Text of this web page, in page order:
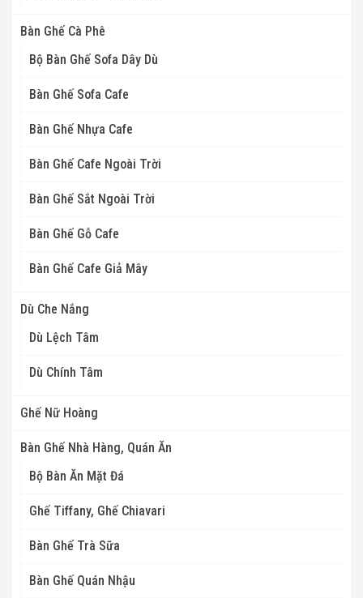
Bàn Ghế Cà Phê
Bộ Bàn Ghế Sofa Dây Dù
Bàn Ghế Sofa Cafe
Bàn Ghế Nhựa Cafe
Bàn Ghế Cafe Ngoài Trời
Bàn Ghế Sắt Ngoài Trời
Bàn Ghế Gỗ Cafe
Bàn Ghế Cafe Giả Mây
Dù Che Nắng
Dù Lệch Tâm
Dù Chính Tâm
Ghế Nữ Hoàng
Bàn Ghế Nhà Hàng, Quán Ăn
Bộ Bàn Ăn Mặt Đá
Ghế Tiffany, Ghế Chiavari
Bàn Ghế Trà Sữa
Bàn Ghế Quán Nhậu